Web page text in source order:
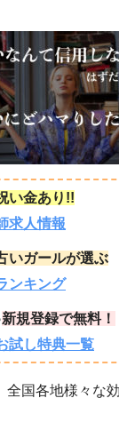
い金あり!!
求人情報
いガールが選ぶ
ンキング
新規登録で無料！
試し特典一覧
全国各地様々な